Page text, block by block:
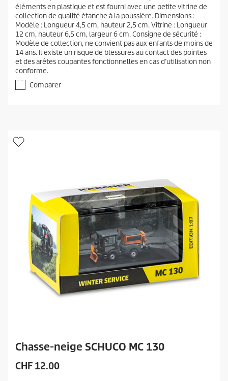
éléments en plastique et est fourni avec une petite vitrine de
collection de qualité étanche à la poussière. Dimensions :
Modèle : Longueur 4,5 cm, hauteur 2,5 cm. Vitrine : Longueur
12 cm, hauteur 6,5 cm, largeur 6 cm. Consigne de sécurité :
Modèle de collection, ne convient pas aux enfants de moins de
14 ans. Il existe un risque de blessures au contact des pointes
et des arêtes coupantes fonctionnelles en cas d’utilisation non
conforme.
Comparer
Chasse-neige SCHUCO MC 130
P
CHF 12.00